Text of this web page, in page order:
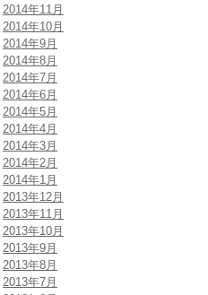
2014年11月
2014年10月
2014年9月
2014年8月
2014年7月
2014年6月
2014年5月
2014年4月
2014年3月
2014年2月
2014年1月
2013年12月
2013年11月
2013年10月
2013年9月
2013年8月
2013年7月